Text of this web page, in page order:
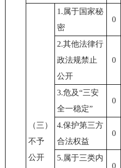
（三）
不予
公开
1.属于国家秘
密
0
2.其他法律行
政法规禁止
公开
0
3.危及“三安
全一稳定”
0
4.保护第三方
合法权益
0
5.属于三类内
0